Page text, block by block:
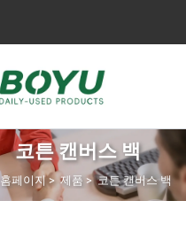
코튼 캔버스 백
홈페이지> 제품 >코튼 캔버스 백